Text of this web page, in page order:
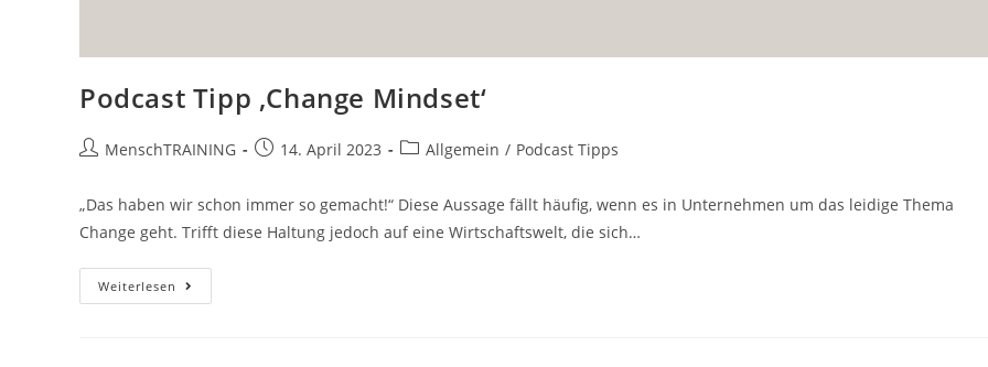
Podcast Tipp ‚Change Mindset‘
Beitrags-
MenschTRAINING
Beitrag14. April 2023
Beitrags-
Allgemein / Podcast Tipps
„Das haben wir schon immer so gemacht!“ Diese Aussage fällt häufig, wenn es in Unternehmen um das leidige Thema
Change geht. Trifft diese Haltung jedoch auf eine Wirtschaftswelt, die sich…
Weiterlesen Podcast
Tipp